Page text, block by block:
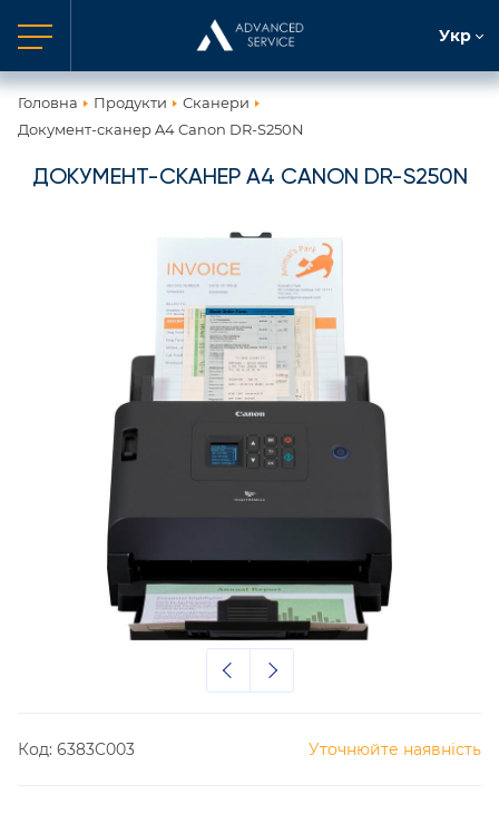
Укр
Головна Продукти
Сканери
Документ-сканер A4 Canon DR-S250N
ДОКУМЕНТ-СКАНЕР A4 CANON DR-S250N
Код: 6383C003 Уточнюйте наявність